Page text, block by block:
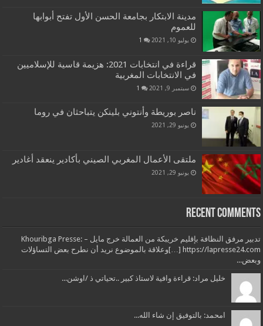
مدينة الابتكار بجامعة الحسن الأول تفتح أبوابها
للعموم
يوليو 10, 2021 1
قراءة في انتخابات 2021: هزيمة قاسية للإسلاميين
في الانتخابات المغربية
سبتمبر 9, 2021 1
ناصر بوريطة وأنتوني بلينكن يتباحثان في روما
يونيو 29, 2021
ملتقى الأعمال المغربي الصيني بأكادير ينعقد أغادير
يونيو 29, 2021
Recent Comments
تدبير مرفق النظافة بإقليم خريبكة من العمالة خرج مايل – Khouribga Presse:
[…] https://lapresse24.comوعلاقة بالموضوع نريد أن نطرح بعض التساؤلات
وبعض...
خليل مراد: قراءة وافية لاستاذ كبير ..تحياتي ذ /اوشن...
امحمد: بالتوفيق إن شاء الله...